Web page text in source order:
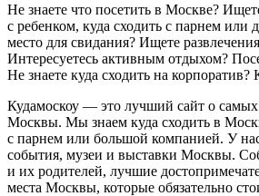
Не знаете что посетить в Москве?
с ребенком, куда сходить с парнем или
место для свидания? Ищете
Интересуетесь активным отдыхом?
Не знаете куда сходить на
Кудамоскоу — это лучший сайт о
Москвы. Мы знаем куда сходить в
с парнем или большой компанией. У
события, музеи и выставки Москвы.
и их родителей, лучшие
места Москвы, которые обязательно